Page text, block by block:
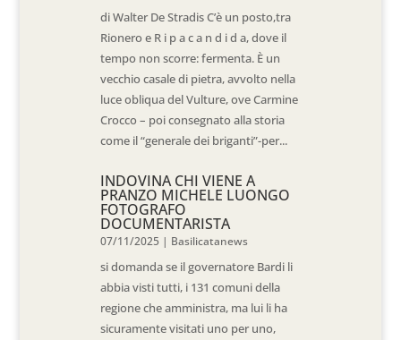
di Walter De Stradis C’è un posto,tra
Rionero e R i p a c a n d i d a, dove il
tempo non scorre: fermenta. È un
vecchio casale di pietra, avvolto nella
luce obliqua del Vulture, ove Carmine
Crocco – poi consegnato alla storia
come il “generale dei briganti”-per...
INDOVINA CHI VIENE A
PRANZO MICHELE LUONGO
FOTOGRAFO
DOCUMENTARISTA
07/11/2025 | Basilicatanews
si domanda se il governatore Bardi li
abbia visti tutti, i 131 comuni della
regione che amministra, ma lui li ha
sicuramente visitati uno per uno,